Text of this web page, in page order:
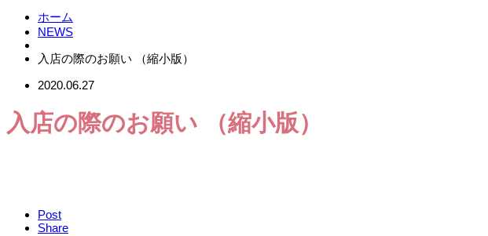
ホーム
NEWS
入店の際のお願い （縮小版）
2020.06.27
入店の際のお願い （縮小版）
Post
Share